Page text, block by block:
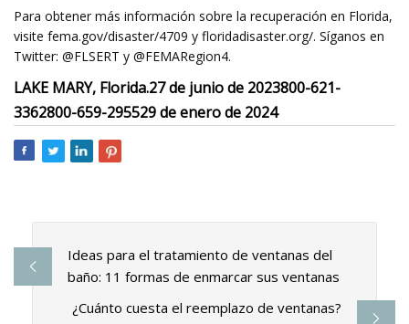
Para obtener más información sobre la recuperación en Florida,
visite fema.gov/disaster/4709 y floridadisaster.org/. Síganos en
Twitter: @FLSERT y @FEMARegion4.
LAKE MARY, Florida.27 de junio de 2023800-621-
3362800-659-295529 de enero de 2024
Ideas para el tratamiento de ventanas del
baño: 11 formas de enmarcar sus ventanas
¿Cuánto cuesta el reemplazo de ventanas?